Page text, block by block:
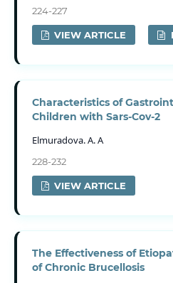
224-227
VIEW ARTICLE
Characteristics of
Children with Sars-Cov-2
Elmuradova. A. A
228-232
VIEW ARTICLE
The Effectiveness of
of Chronic Brucellosis